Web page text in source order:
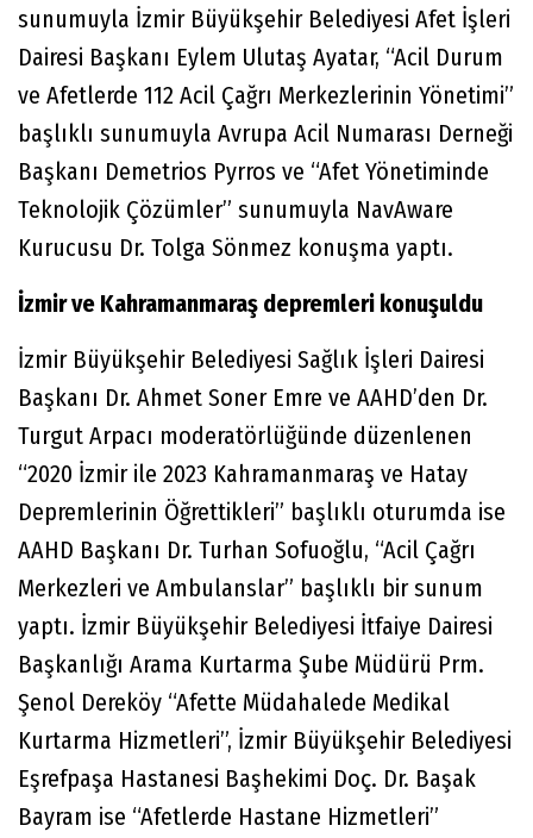
sunumuyla İzmir Büyükşehir Belediyesi Afet İşleri
Dairesi Başkanı Eylem Ulutaş Ayatar, “Acil Durum
ve Afetlerde 112 Acil Çağrı Merkezlerinin Yönetimi”
başlıklı sunumuyla Avrupa Acil Numarası Derneği
Başkanı Demetrios Pyrros ve “Afet Yönetiminde
Teknolojik Çözümler” sunumuyla NavAware
Kurucusu Dr. Tolga Sönmez konuşma yaptı.
İzmir ve Kahramanmaraş depremleri konuşuldu
İzmir Büyükşehir Belediyesi Sağlık İşleri Dairesi
Başkanı Dr. Ahmet Soner Emre ve AAHD’den Dr.
Turgut Arpacı moderatörlüğünde düzenlenen
“2020 İzmir ile 2023 Kahramanmaraş ve Hatay
Depremlerinin Öğrettikleri” başlıklı oturumda ise
AAHD Başkanı Dr. Turhan Sofuoğlu, “Acil Çağrı
Merkezleri ve Ambulanslar” başlıklı bir sunum
yaptı. İzmir Büyükşehir Belediyesi İtfaiye Dairesi
Başkanlığı Arama Kurtarma Şube Müdürü Prm.
Şenol Dereköy “Afette Müdahalede Medikal
Kurtarma Hizmetleri”, İzmir Büyükşehir Belediyesi
Eşrefpaşa Hastanesi Başhekimi Doç. Dr. Başak
Bayram ise “Afetlerde Hastane Hizmetleri”